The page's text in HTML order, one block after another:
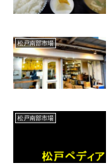
松戸南部市場
松戸南部市場